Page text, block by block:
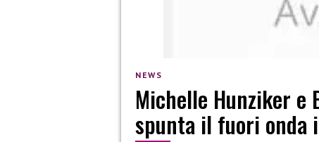
NEWS
Michelle Hunziker e
spunta il fuori onda